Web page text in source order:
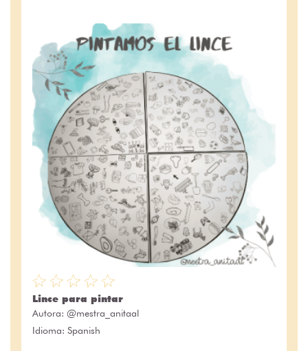
Lince para pintar
Autora: @mestra_anitaal
Idioma: Spanish